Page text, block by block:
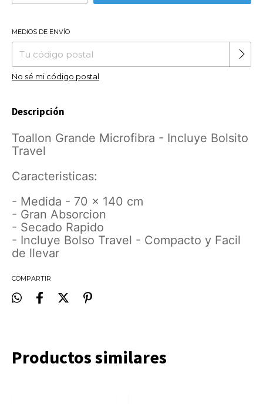
Entregas para el CP:
MEDIOS DE ENVÍO
No sé mi código postal
Descripción
Toallon Grande Microfibra - Incluye Bolsito
Travel
Caracteristicas:
- Medida - 70 x 140 cm
- Gran Absorcion
- Secado Rapido
- Incluye Bolso Travel - Compacto y Facil
de llevar
COMPARTIR
Productos similares